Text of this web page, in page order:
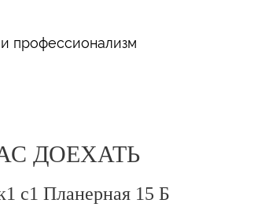
профессионализм
ДОЕХАТЬ
с1 Планерная 15 Б